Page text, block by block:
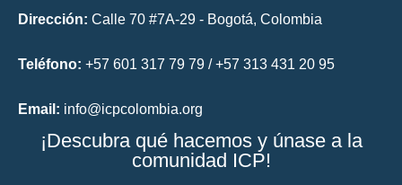
Dirección: Calle 70 #7A-29 - Bogotá, Colombia
Teléfono: +57 601 317 79 79 / +57 313 431 20 95
Email: info@icpcolombia.org
¡Descubra qué hacemos y únase a la
comunidad ICP!